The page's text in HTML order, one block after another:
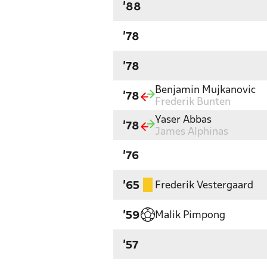
'88
'78
'78
'78
Benjamin Mujkanovic
Frederik Bunten
'78
Yaser Abbas
James Alphinas
'76
'65 Frederik Vestergaard
'59 Malik Pimpong
'57